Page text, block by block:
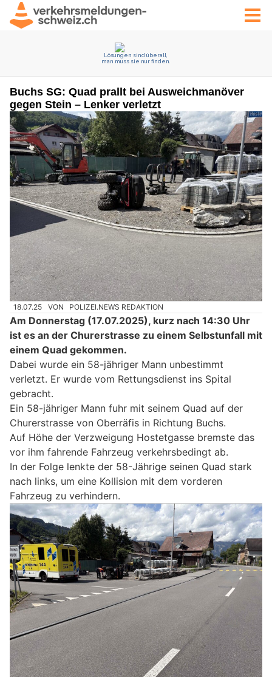
Buchs SG: Quad prallt bei Ausweichmanöver
gegen Stein – Lenker verletzt
18.07.25 VON POLIZEI.NEWS REDAKTION
Am Donnerstag (17.07.2025), kurz nach 14:30 Uhr
ist es an der Churerstrasse zu einem Selbstunfall mit
einem Quad gekommen.
Dabei wurde ein 58-jähriger Mann unbestimmt
verletzt. Er wurde vom Rettungsdienst ins Spital
gebracht.
Ein 58-jähriger Mann fuhr mit seinem Quad auf der
Churerstrasse von Oberräfis in Richtung Buchs.
Auf Höhe der Verzweigung Hostetgasse bremste das
vor ihm fahrende Fahrzeug verkehrsbedingt ab.
In der Folge lenkte der 58-Jährige seinen Quad stark
nach links, um eine Kollision mit dem vorderen
Fahrzeug zu verhindern.